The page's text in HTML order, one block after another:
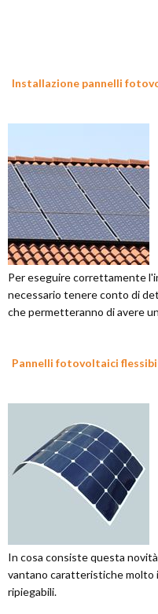
Installazione pannelli
Per eseguire correttamente
necessario tenere conto di
che permetteranno di avere
Pannelli fotovoltaici
In cosa consiste questa
vantano caratteristiche molto
ripiegabili.